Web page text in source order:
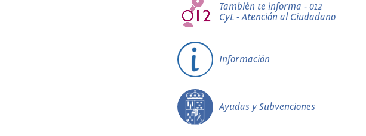
También te informa - 012
CyL - Atención al Ciudadano
Información
Ayudas y Subvenciones